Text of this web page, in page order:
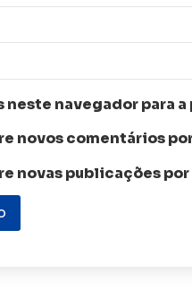
neste navegador para
novos comentários
novas publicações